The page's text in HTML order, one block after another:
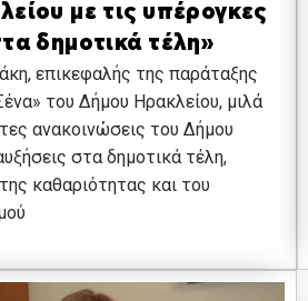
με τις υπέρογκες
δημοτικά τέλη»
επικεφαλής της παράταξης
του Δήμου Ηρακλείου, μιλά
ανακοινώσεις του Δήμου
στα δημοτικά τέλη,
καθαριότητας και του